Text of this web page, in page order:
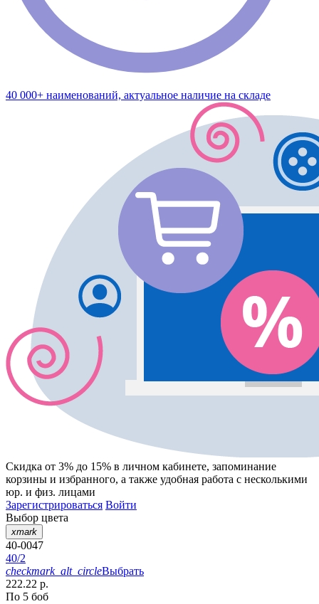
40 000+ наименований, актуальное наличие на складе
Скидка от 3% до 15% в личном кабинете, запоминание
корзины и избранного, а также удобная работа с несколькими
юр. и физ. лицами
Зарегистрироваться Войти
Выбор цвета
xmark
40-0047
40/2
checkmark_alt_circleВыбрать
222.22 р.
По 5 боб